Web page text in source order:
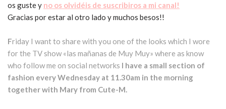
os guste y no os olvidéis de suscribiros a mi canal!
Gracias por estar al otro lado y muchos besos!!
Friday I want to share with you one of the looks which I wore
for the TV show «las mañanas de Muy Muy» where as know
who follow me on social networks I have a small section of
fashion every Wednesday at 11.30am in the morning
together with Mary from Cute-M.